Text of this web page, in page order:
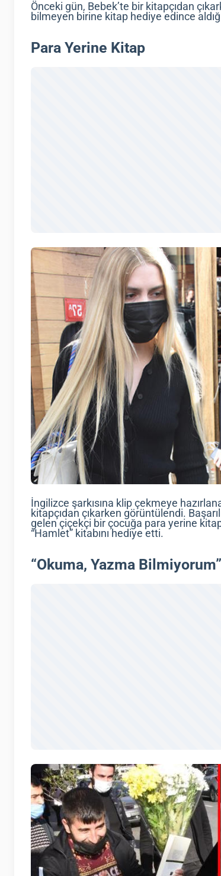
Önceki gün, Bebek’te bir kitapçıdan
bilmeyen birine kitap hediye edince
Para Yerine Kitap
İngilizce şarkısına klip çekmeye
kitapçıdan çıkarken görüntülendi.
gelen çiçekçi bir çocuğa para yerine
“Hamlet” kitabını hediye etti.
“Okuma, Yazma Bilmiyorum”